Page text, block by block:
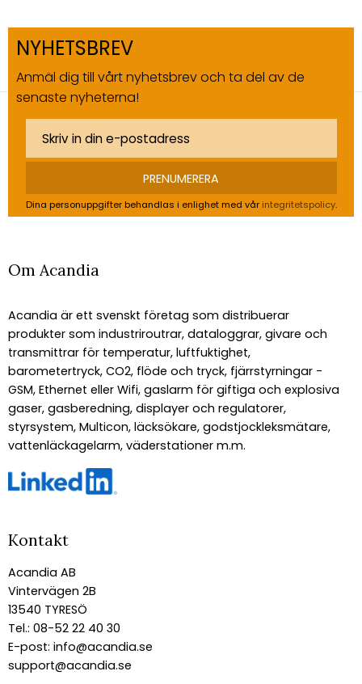
NYHETSBREV
Anmäl dig till vårt nyhetsbrev och ta del av de
senaste nyheterna!
PRENUMERERA
Dina personuppgifter behandlas i enlighet med vår integritetspolicy.
Om Acandia
Acandia är ett svenskt företag som distribuerar
produkter som industriroutrar, dataloggrar, givare och
transmittrar för temperatur, luftfuktighet,
barometertryck, CO2, flöde och tryck, fjärrstyrningar -
GSM, Ethernet eller Wifi, gaslarm för giftiga och explosiva
gaser, gasberedning, displayer och regulatorer,
styrsystem, Multicon, läcksökare, godstjockleksmätare,
vattenläckagelarm, väderstationer m.m.
Kontakt
Acandia AB
Vintervägen 2B
13540 TYRESÖ
Tel.: 08-52 22 40 30
E-post: info@acandia.se
support@acandia.se